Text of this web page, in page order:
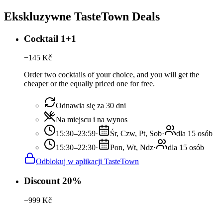
Ekskluzywne TasteTown Deals
Cocktail 1+1
−145 Kč
Order two cocktails of your choice, and you will get the
cheaper or the equally priced one for free.
Odnawia się za 30 dni
Na miejscu i na wynos
15:30–23:59· Śr, Czw, Pt, Sob·
dla 15 osób
15:30–22:30· Pon, Wt, Ndz·
dla 15 osób
Odblokuj w aplikacji TasteTown
Discount 20%
−999 Kč